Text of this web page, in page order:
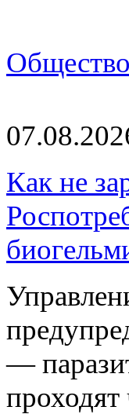
Общество
Как не
—